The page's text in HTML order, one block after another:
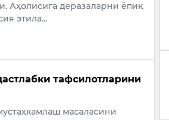
Аҳолисига деразаларни ёпиқ
этила…
тафсилотларини
масаласини